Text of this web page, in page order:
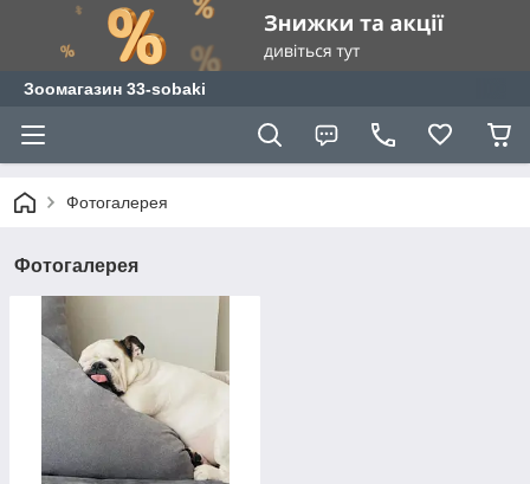
Зоомагазин 33-sobaki
Фотогалерея
Фотогалерея